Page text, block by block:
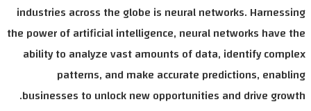
industries across the globe is neural
the power of artificial intelligence,
ability to analyze vast amounts of
patterns, and make accurate
businesses to unlock new